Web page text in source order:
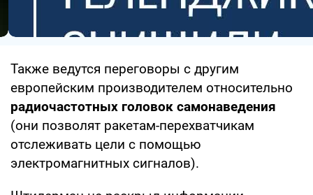
Также ведутся переговоры с другим
европейским производителем относительно
радиочастотных головок самонаведения
(они позволят ракетам-перехватчикам
отслеживать цели с помощью
электромагнитных сигналов).